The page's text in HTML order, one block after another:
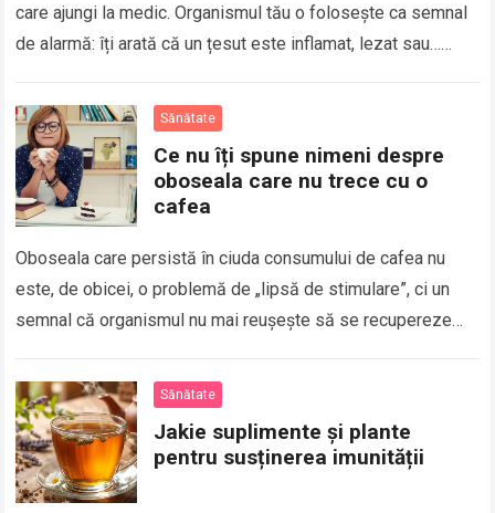
care ajungi la medic. Organismul tău o folosește ca semnal
de alarmă: îți arată că un țesut este inflamat, lezat sau…
Sănătate
Ce nu îți spune nimeni despre
oboseala care nu trece cu o
cafea
Oboseala care persistă în ciuda consumului de cafea nu
este, de obicei, o problemă de „lipsă de stimulare”, ci un
semnal că organismul nu mai reușește să se recupereze
Sănătate
Jakie suplimente și plante
pentru susținerea imunității